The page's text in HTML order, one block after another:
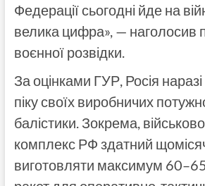
Федерації сьогодні йде на
велика цифра», — наголосив
воєнної розвідки.
За оцінками ГУР, Росія
піку своїх виробничих
балістики. Зокрема,
комплекс РФ здатний
виготовляти максимум